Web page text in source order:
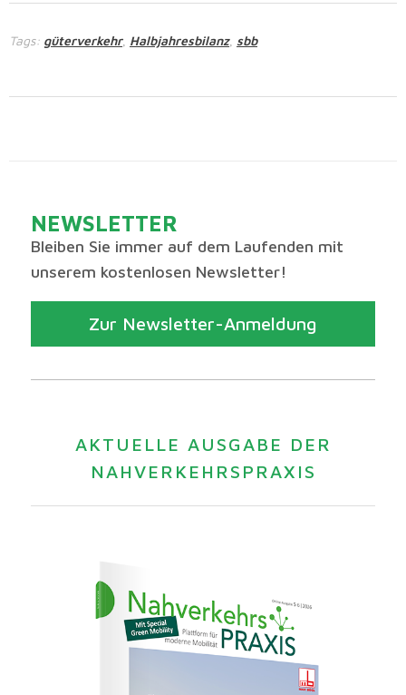
Tags: güterverkehr, Halbjahresbilanz, sbb
NEWSLETTER
Bleiben Sie immer auf dem Laufenden mit
unserem kostenlosen Newsletter!
Zur Newsletter-Anmeldung
AKTUELLE AUSGABE DER
NAHVERKEHRSPRAXIS